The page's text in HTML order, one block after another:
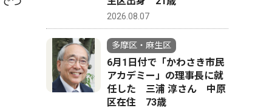
2026.08.07
多摩区・麻生区
6月1日付で「かわさき市民
アカデミー」の理事長に就
任した 三浦 淳さん 中原
区在住 73歳